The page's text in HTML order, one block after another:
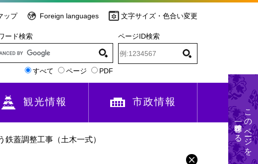
ップ Foreign languages 文字サイズ・色合い変更
ード検索
すべて ページ PDF
ページID検索
観光情報 市政情報
蓋調整工事（土木一式） このページを
一時保存する